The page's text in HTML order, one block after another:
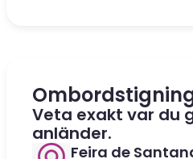
Veta exakt var du
anländer.
Feira de